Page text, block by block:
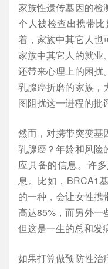
家族性遗传基因的检
个人被检查出携带
着，家族中其它人也
家族中其它人的就业
还带来心理上的困扰
乳腺癌折磨的家族，
图阻扰这一进程的批
然而，对携带突变基
乳腺癌？年龄和风险
应具备的信息。许
息。比如，BRCA1
的一种，会让女性携
高达85%，而另外一
但这是一生的总和发
如果打算做预防性治